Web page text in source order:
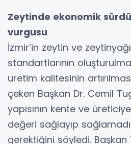
Zeytinde ekonomik
vurgusu
İzmir’in zeytin ve
standartlarının
üretim kalitesinin
çeken Başkan Dr. Cemil
yapısının kente ve
değeri sağlayıp
gerektiğini söyledi. Başkan